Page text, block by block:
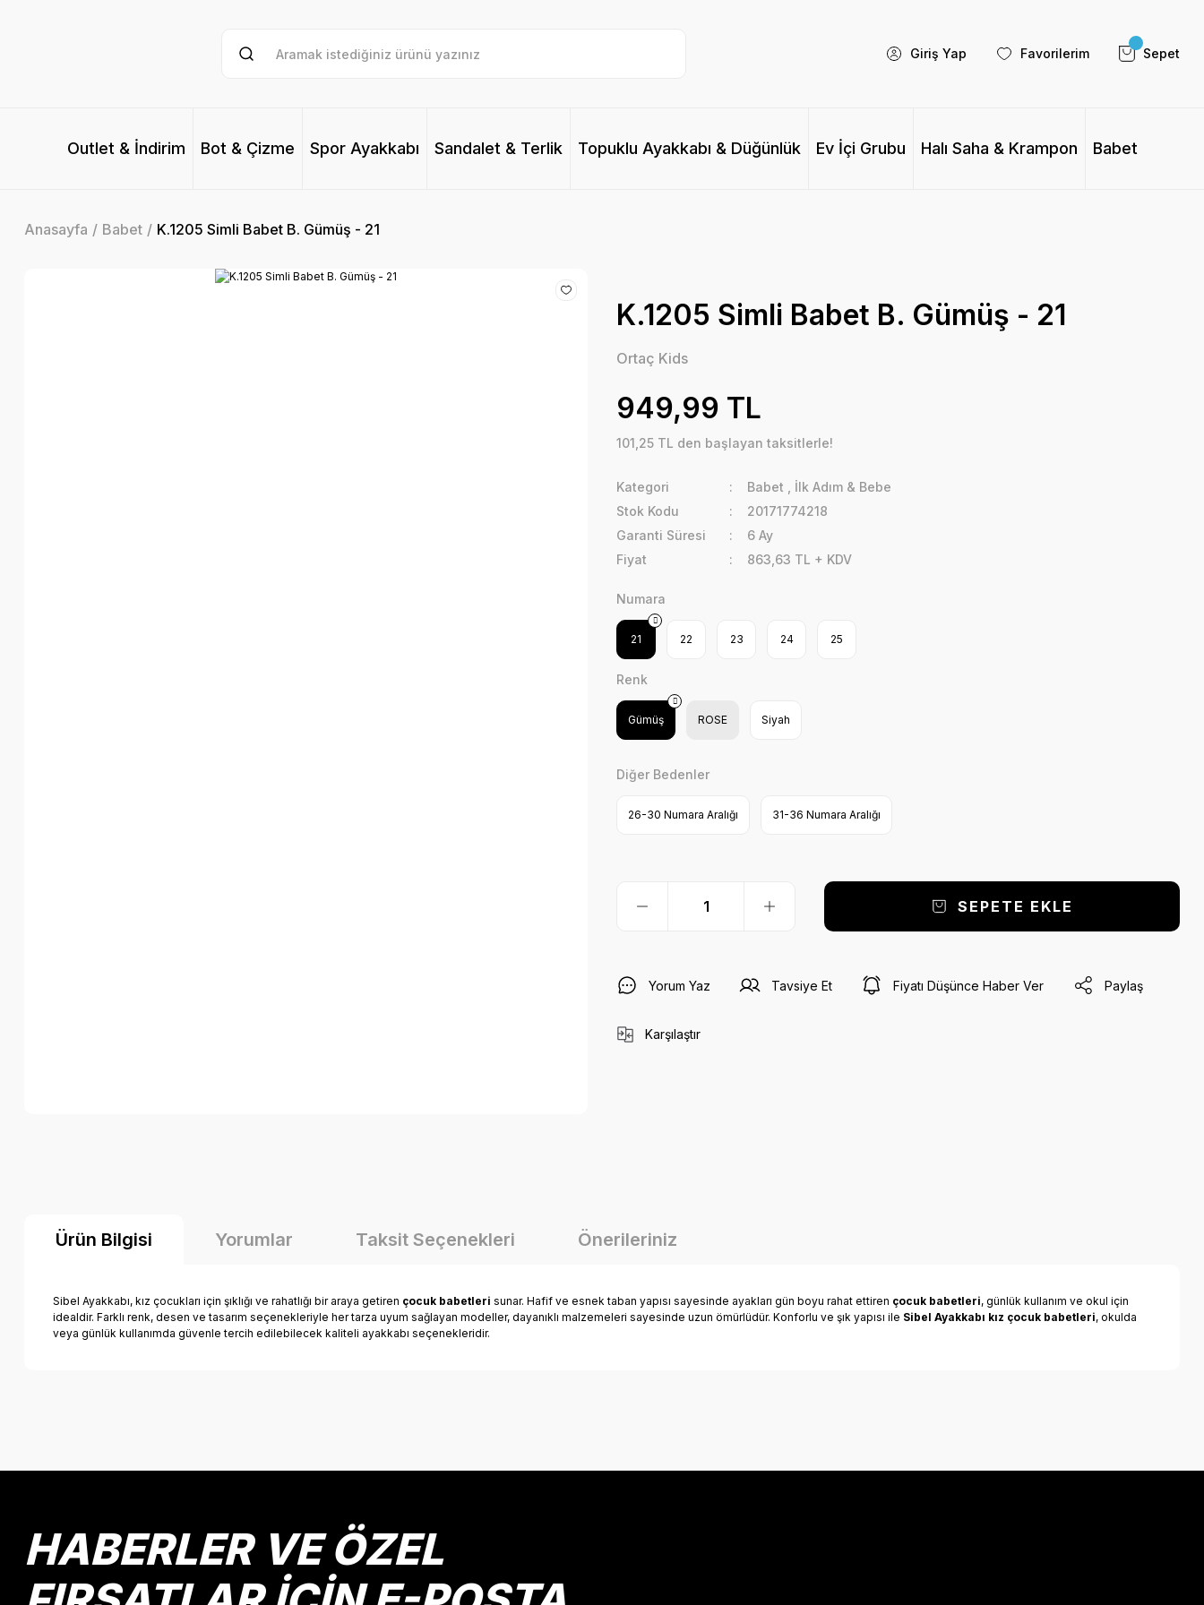
Giriş Yap Favorilerim Sepet
Outlet & İndirim Bot & Çizme Spor Ayakkabı Sandalet & Terlik Topuklu Ayakkabı & Düğünlük Ev İçi Grubu Halı Saha & Krampon Babet
Anasayfa Babet K.1205 Simli Babet B. Gümüş - 21
K.1205 Simli Babet B. Gümüş - 21
Ortaç Kids
949,99 TL
101,25 TL den başlayan taksitlerle!
Kategori Babet
İlk Adım & Bebe
Stok Kodu
20171774218
Garanti Süresi
6 Ay
Fiyat
863,63 TL + KDV
Numara
21 22 23 24 25
Renk
Gümüş ROSE Siyah
Diğer Bedenler
26-30 Numara Aralığı 31-36 Numara Aralığı
SEPETE EKLE
Yorum Yaz Tavsiye Et Fiyatı Düşünce Haber Ver Paylaş
Karşılaştır
Ürün Bilgisi Yorumlar Taksit Seçenekleri Önerileriniz
Sibel Ayakkabı, kız çocukları için şıklığı ve rahatlığı bir araya getiren çocuk babetleri sunar. Hafif ve esnek taban yapısı sayesinde ayakları gün boyu rahat ettiren çocuk babetleri, günlük kullanım ve okul için
idealdir. Farklı renk, desen ve tasarım seçenekleriyle her tarza uyum sağlayan modeller, dayanıklı malzemeleri sayesinde uzun ömürlüdür. Konforlu ve şık yapısı ile Sibel Ayakkabı kız çocuk babetleri, okulda
veya günlük kullanımda güvenle tercih edilebilecek kaliteli ayakkabı seçenekleridir.
Ürün resmi kalitesiz, bozuk veya görüntülenemiyor.
Ürün fiyatı diğer sitelerden daha pahalı.
Bu ürüne benzer farklı alternatifler olmalı.
HABERLER VE ÖZEL